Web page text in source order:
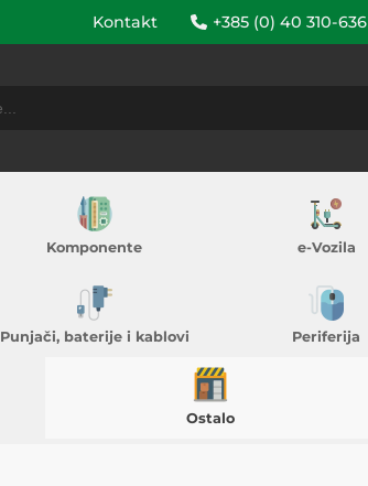
Kontakt +385 (0) 40 310-636
Komponente e-Vozila
Punjači, baterije i kablovi Periferija
Ostalo